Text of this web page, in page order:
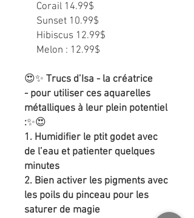
Corail 14.99$
Sunset 10.99$
Hibiscus 12.99$
Melon : 12.99$
😍✨ Trucs d’Isa - la créatrice
- pour utiliser ces aquarelles
métalliques à leur plein potentiel
:✨😍
1. Humidifier le ptit godet avec
de l’eau et patienter quelques
minutes
2. Bien activer les pigments avec
les poils du pinceau pour les
saturer de magie